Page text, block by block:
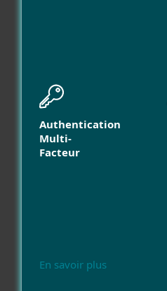
Authentication
Multi-
Facteur
En savoir plus